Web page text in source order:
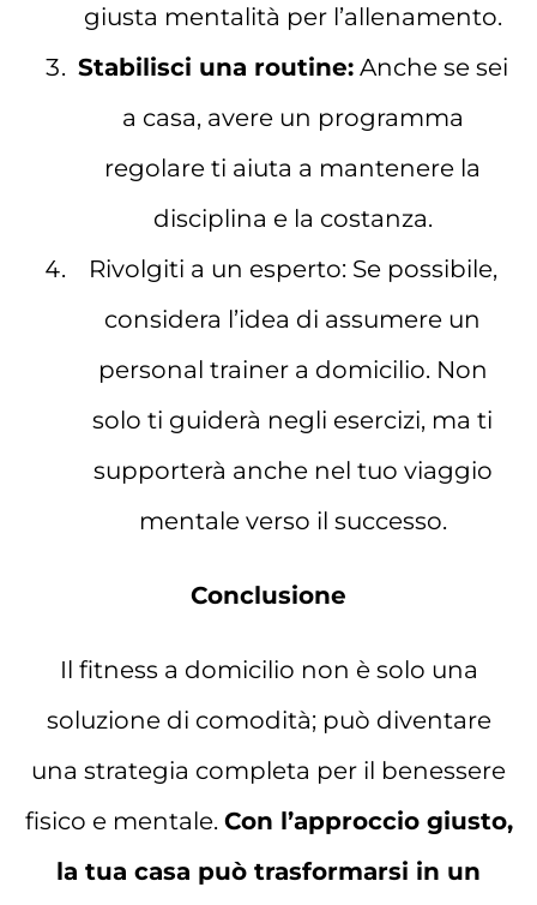
giusta mentalità per l’allenamento.
Stabilisci una routine:Anche se sei
a casa, avere un programma
regolare ti aiuta a mantenere la
disciplina e la costanza.
Rivolgiti a un esperto: Se possibile,
considera l’idea di assumere un
personal trainer a domicilio. Non
solo ti guiderà negli esercizi, ma ti
supporterà anche nel tuo viaggio
mentale verso il successo.
Conclusione
Il fitness a domicilio non è solo una
soluzione di comodità; può diventare
una strategia completa per il benessere
fisico e mentale. Con l’approccio giusto,
la tua casa può trasformarsi in un